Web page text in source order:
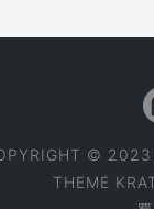
© 2023
THEME